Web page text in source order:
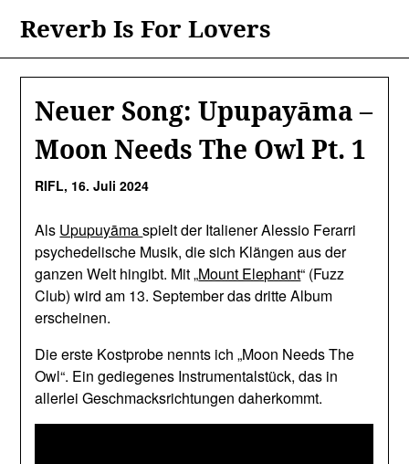
content
Reverb Is For Lovers
Neuer Song: Upupayāma –
Moon Needs The Owl Pt. 1
RIFL, 16. Juli 2024
Als Upupuyāmaspielt der Italiener Alessio Ferarri
psychedelische Musik, die sich Klängen aus der
ganzen Welt hingibt. Mit „Mount Elephant“ (Fuzz
Club) wird am 13. September das dritte Album
erscheinen.
Die erste Kostprobe nennts ich „Moon Needs The
Owl“. Ein gediegenes Instrumentalstück, das in
allerlei Geschmacksrichtungen daherkommt.